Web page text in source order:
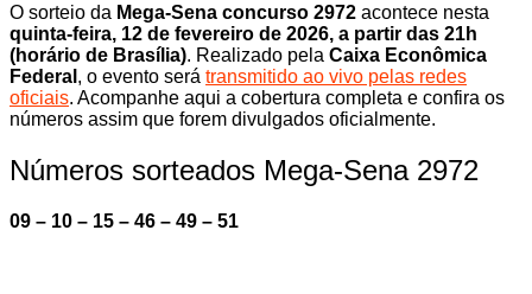
O sorteio da Mega-Sena concurso 2972 acontece nesta
quinta-feira, 12 de fevereiro de 2026, a partir das 21h
(horário de Brasília). Realizado pela Caixa Econômica
Federal , o evento será transmitido ao vivo pelas redes
oficiais. Acompanhe aqui a cobertura completa e confira os
números assim que forem divulgados oficialmente.
Números sorteados Mega-Sena 2972
09 – 10 – 15 – 46 – 49 – 51